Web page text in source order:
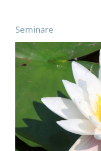
Seminare